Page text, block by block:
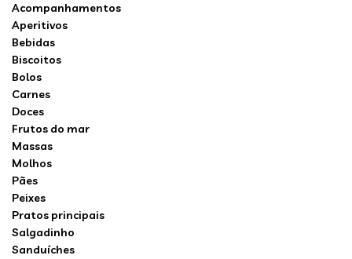
Acompanhamentos
Aperitivos
Bebidas
Biscoitos
Bolos
Carnes
Doces
Frutos do mar
Massas
Molhos
Pães
Peixes
Pratos principais
Salgadinho
Sanduíches